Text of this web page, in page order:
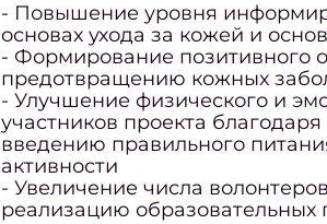
- Повышение уровня
основах ухода за кожей и
- Формирование позитивного
предотвращению кожных
- Улучшение физического и
участников проекта
введению правильного
активности
- Увеличение числа
реализацию